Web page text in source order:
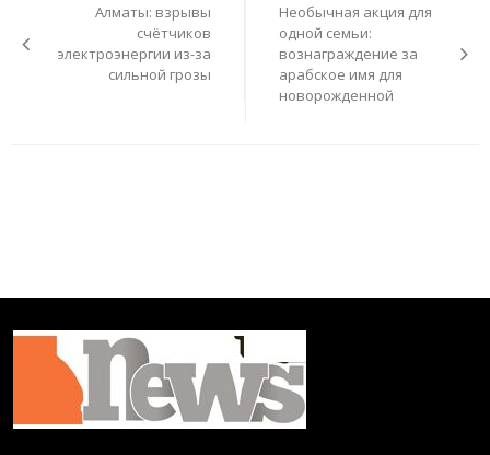
Алматы: взрывы
счётчиков
электроэнергии из-за
сильной грозы
Необычная акция для
одной семьи:
вознаграждение за
арабское имя для
новорожденной